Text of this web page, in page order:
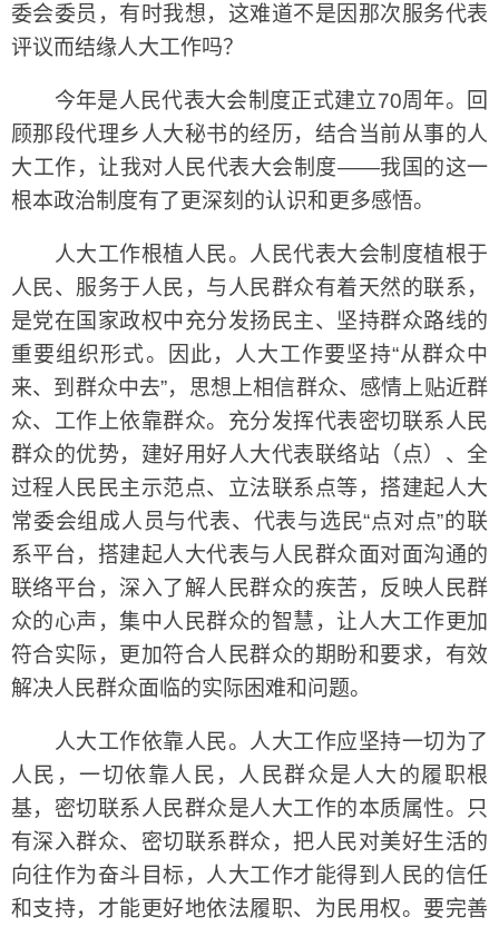
委会委员，有时我想，这难道不是因那次服务代表
评议而结缘人大工作吗？
今年是人民代表大会制度正式建立70周年。回
顾那段代理乡人大秘书的经历，结合当前从事的人
大工作，让我对人民代表大会制度——我国的这一
根本政治制度有了更深刻的认识和更多感悟。
人大工作根植人民。人民代表大会制度植根于
人民、服务于人民，与人民群众有着天然的联系，
是党在国家政权中充分发扬民主、坚持群众路线的
重要组织形式。因此，人大工作要坚持“从群众中
来、到群众中去”，思想上相信群众、感情上贴近群
众、工作上依靠群众。充分发挥代表密切联系人民
群众的优势，建好用好人大代表联络站（点）、全
过程人民民主示范点、立法联系点等，搭建起人大
常委会组成人员与代表、代表与选民“点对点”的联
系平台，搭建起人大代表与人民群众面对面沟通的
联络平台，深入了解人民群众的疾苦，反映人民群
众的心声，集中人民群众的智慧，让人大工作更加
符合实际，更加符合人民群众的期盼和要求，有效
解决人民群众面临的实际困难和问题。
人大工作依靠人民。人大工作应坚持一切为了
人民，一切依靠人民，人民群众是人大的履职根
基，密切联系人民群众是人大工作的本质属性。只
有深入群众、密切联系群众，把人民对美好生活的
向往作为奋斗目标，人大工作才能得到人民的信任
和支持，才能更好地依法履职、为民用权。要完善